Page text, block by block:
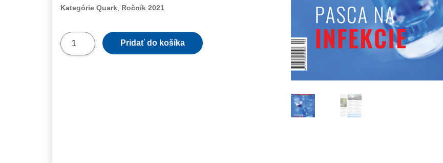
Kategórie Quark, Ročník 2021
Pridať do košíka